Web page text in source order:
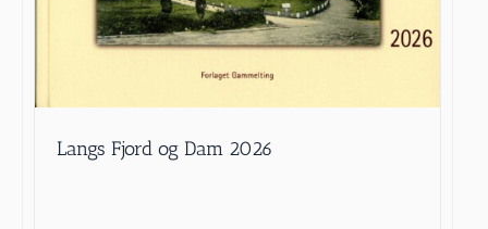
Langs Fjord og Dam 2026